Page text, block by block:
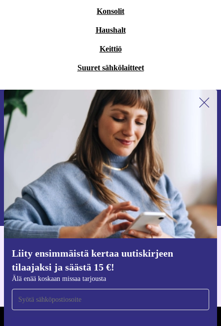
Konsolit
Haushalt
Keittiö
Suuret sähkölaitteet
Liity ensimmäistä kertaa uutiskirjeen
tilaajaksi ja säästä 15 €!
Älä enää koskaan missaa tarjousta
Liity ensimmäistä kertaa uutiskirjeen
tilaajaksi ja säästä 15 €!
Älä missaa enää yhtäkään tarjousta.
Pyydä etukuponki
Lisätietoja henkilötietojen käytöstä löydättietosuojaselosteestamme.
iOS:lle ja Androidille